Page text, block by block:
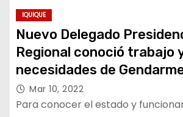
IQUIQUE
Nuevo Delegado
Regional conoció trabajo
necesidades de
Mar 10, 2022
Para conocer el estado y